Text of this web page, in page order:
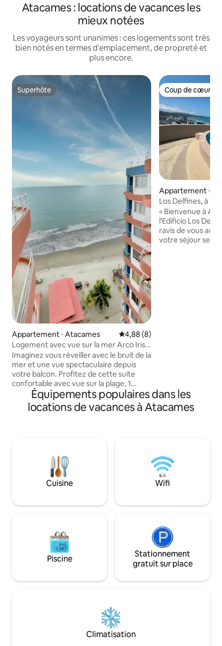
Atacames : locations de vacances les
mieux notées
Les voyageurs sont unanimes : ces logements sont très
bien notés en termes d'emplacement, de propreté et
plus encore.
Superhôte
Superhôte
Appartement ⋅ Atacames Évaluation moyenne sur la
4,88 (8)
Logement avec vue sur la mer Arco Iris
Atacames
Imaginez vous réveiller avec le bruit de la
mer et une vue spectaculaire depuis
votre balcon. Profitez de cette suite
confortable avec vue sur la plage, 1
chambre double et un lit superposé de
deux places à côté du salon, 2 salles de
bains complètes, cuisine équipée, smart
24 h/24 et 7 j/7. À quelques pas du sable
et de la gastronomie locale. Parfait pour
les couples, les familles ou ceux qui
recherchent la paix et la mer.
Coup de cœur
Coup de cœur
Appartement ⋅
Los Delfines, à 1
et vues
« Bienvenue à
l'Edificio Los
ravis de vous
votre séjour sera
Équipements populaires dans les
locations de vacances à Atacames
Cuisine Wifi
Piscine
Stationnement
gratuit sur place
Climatisation